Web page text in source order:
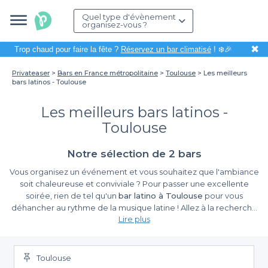
Quel type d'évènement
organisez-vous ?
Trop chaud pour faire la fête ? Réservez un bar climatisé! ❄️🎉 ✖
Privateaser Bars en France métropolitaine Toulouse
Les meilleurs
bars latinos - Toulouse
Les meilleurs bars latinos -
Toulouse
Notre sélection de 2 bars
Vous organisez un événement et vous souhaitez que l'ambiance
soit chaleureuse et conviviale ? Pour passer une excellente
soirée, rien de tel qu'un bar latino à Toulouse pour vous
déhancher au rythme de la musique latine ! Allez à la recherche
d'un nouveau bar pour sortir de vos habitudes et passer dans
recommandations dans cettesélection des meilleurs bars
latino de Toulouse
Lire plus
Toulouse